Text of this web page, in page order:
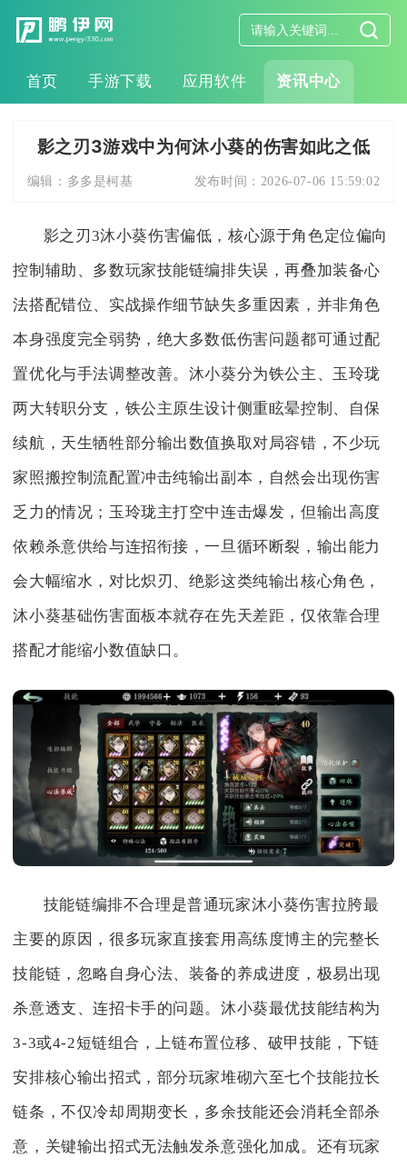
首页 手游下载 应用软件 资讯中心
影之刃3游戏中为何沐小葵的伤害如此之低
编辑： 多多是柯基 发布时间： 2026-07-06 15:59:02
影之刃3沐小葵伤害偏低，核心源于角色定位偏向
控制辅助、多数玩家技能链编排失误，再叠加装备心
法搭配错位、实战操作细节缺失多重因素，并非角色
本身强度完全弱势，绝大多数低伤害问题都可通过配
置优化与手法调整改善。沐小葵分为铁公主、玉玲珑
两大转职分支，铁公主原生设计侧重眩晕控制、自保
续航，天生牺牲部分输出数值换取对局容错，不少玩
家照搬控制流配置冲击纯输出副本，自然会出现伤害
乏力的情况；玉玲珑主打空中连击爆发，但输出高度
依赖杀意供给与连招衔接，一旦循环断裂，输出能力
会大幅缩水，对比炽刃、绝影这类纯输出核心角色，
沐小葵基础伤害面板本就存在先天差距，仅依靠合理
搭配才能缩小数值缺口。
技能链编排不合理是普通玩家沐小葵伤害拉胯最
主要的原因，很多玩家直接套用高练度博主的完整长
技能链，忽略自身心法、装备的养成进度，极易出现
杀意透支、连招卡手的问题。沐小葵最优技能结构为
3-3或4-2短链组合，上链布置位移、破甲技能，下链
安排核心输出招式，部分玩家堆砌六至七个技能拉长
链条，不仅冷却周期变长，多余技能还会消耗全部杀
意，关键输出招式无法触发杀意强化加成。还有玩家